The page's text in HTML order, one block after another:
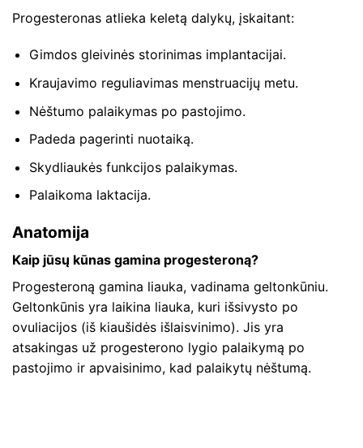
Progesteronas atlieka keletą dalykų, įskaitant:
Gimdos gleivinės storinimas implantacijai.
Kraujavimo reguliavimas menstruacijų metu.
Nėštumo palaikymas po pastojimo.
Padeda pagerinti nuotaiką.
Skydliaukės funkcijos palaikymas.
Palaikoma laktacija.
Anatomija
Kaip jūsų kūnas gamina progesteroną?
Progesteroną gamina liauka, vadinama geltonkūniu.
Geltonkūnis yra laikina liauka, kuri išsivysto po
ovuliacijos (iš kiaušidės išlaisvinimo). Jis yra
atsakingas už progesterono lygio palaikymą po
pastojimo ir apvaisinimo, kad palaikytų nėštumą.